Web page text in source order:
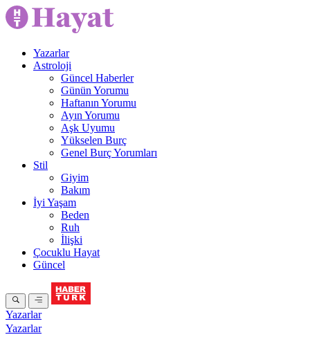
Yazarlar
Astroloji
Güncel Haberler
Günün Yorumu
Haftanın Yorumu
Ayın Yorumu
Aşk Uyumu
Yükselen Burç
Genel Burç Yorumları
Stil
Giyim
Bakım
İyi Yaşam
Beden
Ruh
İlişki
Çocuklu Hayat
Güncel
Yazarlar
Yazarlar